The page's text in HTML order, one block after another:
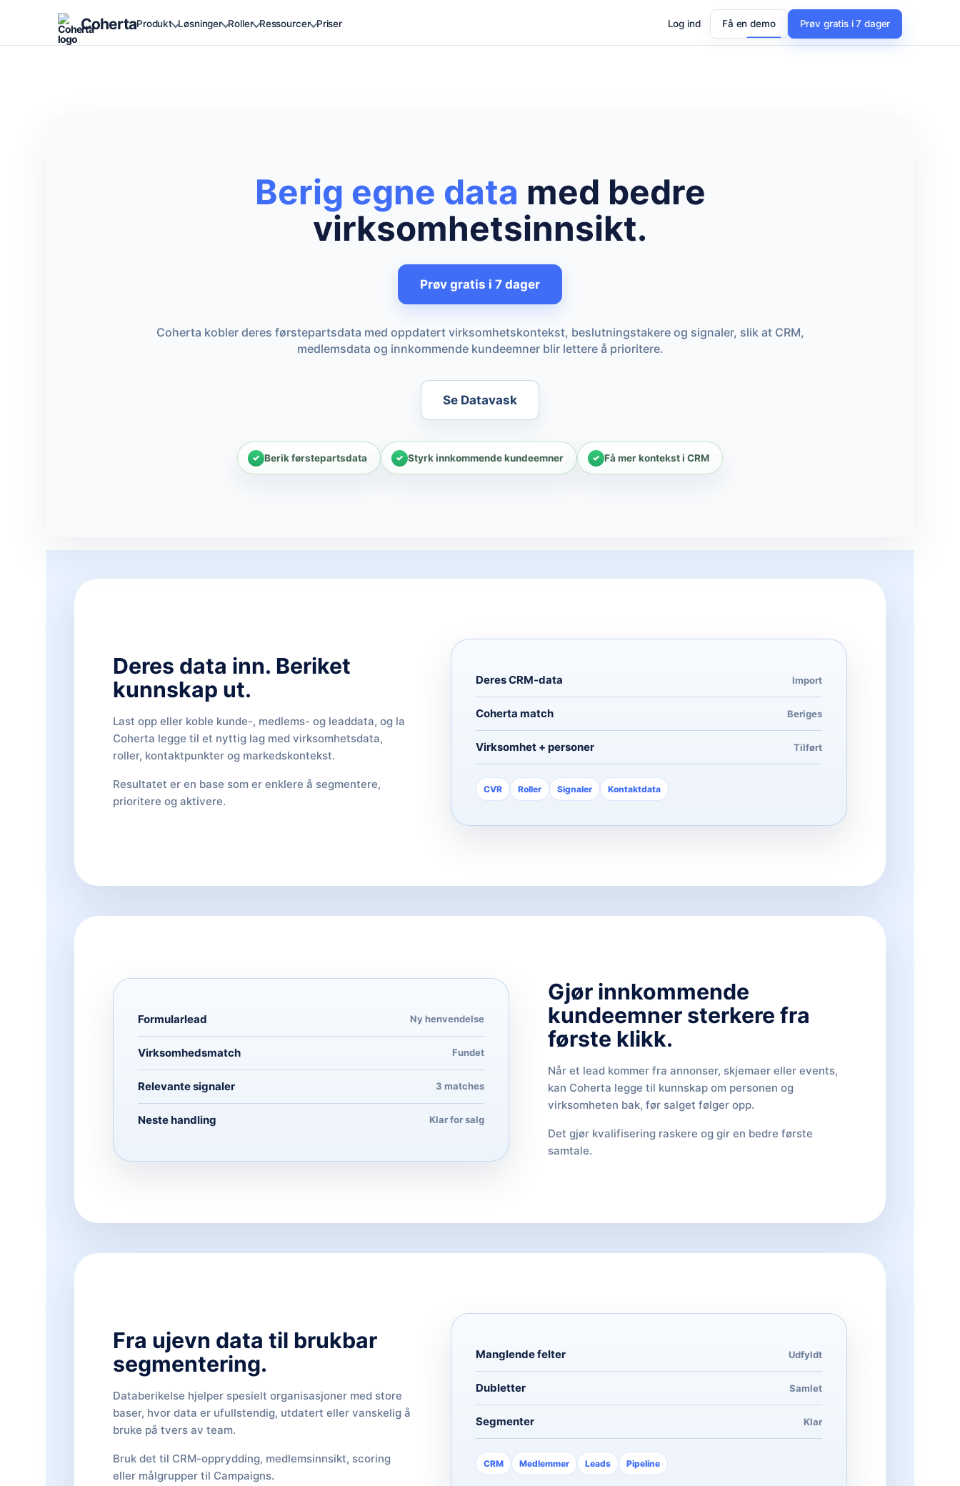
CohertaProdukt Løsninger Roller Ressourcer Priser Log ind Få en demo Prøv gratis i 7 dager
Berig egne data med bedre
virksomhetsinnsikt.
Prøv gratis i 7 dager
Coherta kobler deres førstepartsdata med oppdatert virksomhetskontekst, beslutningstakere og signaler, slik at CRM,
medlemsdata og innkommende kundeemner blir lettere å prioritere.
Se Datavask
Berik førstepartsdata Styrk innkommende kundeemner Få mer kontekst i CRM
Deres data inn. Beriket
kunnskap ut.
Last opp eller koble kunde-, medlems- og leaddata, og la
Coherta legge til et nyttig lag med virksomhetsdata,
roller, kontaktpunkter og markedskontekst.
Resultatet er en base som er enklere å segmentere,
prioritere og aktivere.
Deres CRM-data Import
Coherta match Beriges
Virksomhet + personer Tilført
CVR Roller Signaler Kontaktdata
Gjør innkommende
kundeemner sterkere fra
første klikk.
Når et lead kommer fra annonser, skjemaer eller events,
kan Coherta legge til kunnskap om personen og
virksomheten bak, før salget følger opp.
Det gjør kvalifisering raskere og gir en bedre første
samtale.
Formularlead Ny henvendelse
Virksomhedsmatch Fundet
Relevante signaler 3 matches
Neste handling Klar for salg
Fra ujevn data til brukbar
segmentering.
Databerikelse hjelper spesielt organisasjoner med store
baser, hvor data er ufullstendig, utdatert eller vanskelig å
bruke på tvers av team.
Bruk det til CRM-opprydding, medlemsinnsikt, scoring
eller målgrupper til Campaigns.
Manglende felter Udfyldt
Dubletter Samlet
Segmenter Klar
CRM Medlemmer Leads Pipeline